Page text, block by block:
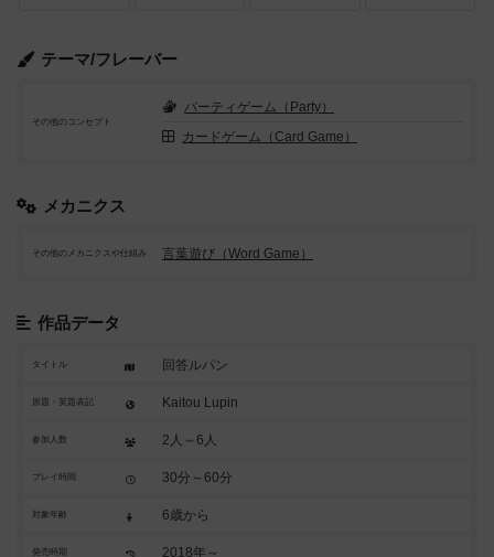
テーマ/フレーバー
その他のコンセプト
パーティゲーム（Party）
カードゲーム（Card Game）
メカニクス
その他のメカニクスや仕組み 言葉遊び（Word Game）
作品データ
タイトル 回答ルパン
原題・英題表記 Kaitou Lupin
参加人数 2人～6人
プレイ時間 30分～60分
対象年齢 6歳から
発売時期 2018年～